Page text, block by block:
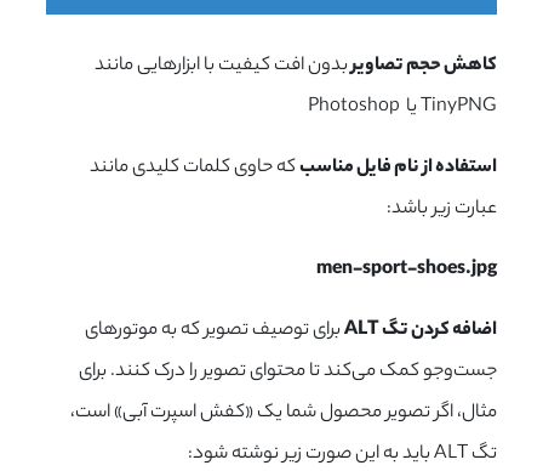
کاهش حجم تصاویربدون افت کیفیت با ابزارهایی مانند
TinyPNG یا Photoshop
استفاده از نام فایل مناسبکه حاوی کلمات کلیدی مانند
عبارت زیر باشد:
men-sport-shoes.jpg
اضافه کردن تگ ALT
برای توصیف تصویر که به موتورهای
جست‌وجو کمک می‌کند تا محتوای تصویر را درک کنند. برای
مثال، اگر تصویر محصول شما یک «کفش اسپرت آبی» است،
تگ ALT باید به این صورت زیر نوشته شود: